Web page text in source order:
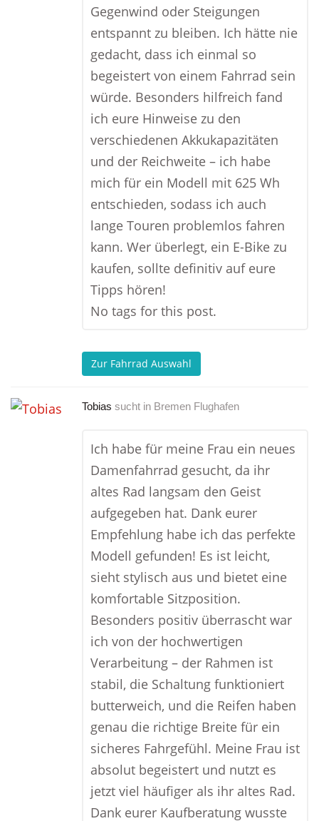
Gegenwind oder Steigungen
entspannt zu bleiben. Ich hätte nie
gedacht, dass ich einmal so
begeistert von einem Fahrrad sein
würde. Besonders hilfreich fand
ich eure Hinweise zu den
verschiedenen Akkukapazitäten
und der Reichweite – ich habe
mich für ein Modell mit 625 Wh
entschieden, sodass ich auch
lange Touren problemlos fahren
kann. Wer überlegt, ein E-Bike zu
kaufen, sollte definitiv auf eure
Tipps hören!
No tags for this post.
Zur Fahrrad Auswahl
Tobias sucht in Bremen Flughafen
Ich habe für meine Frau ein neues
Damenfahrrad gesucht, da ihr
altes Rad langsam den Geist
aufgegeben hat. Dank eurer
Empfehlung habe ich das perfekte
Modell gefunden! Es ist leicht,
sieht stylisch aus und bietet eine
komfortable Sitzposition.
Besonders positiv überrascht war
ich von der hochwertigen
Verarbeitung – der Rahmen ist
stabil, die Schaltung funktioniert
butterweich, und die Reifen haben
genau die richtige Breite für ein
sicheres Fahrgefühl. Meine Frau ist
absolut begeistert und nutzt es
jetzt viel häufiger als ihr altes Rad.
Dank eurer Kaufberatung wusste